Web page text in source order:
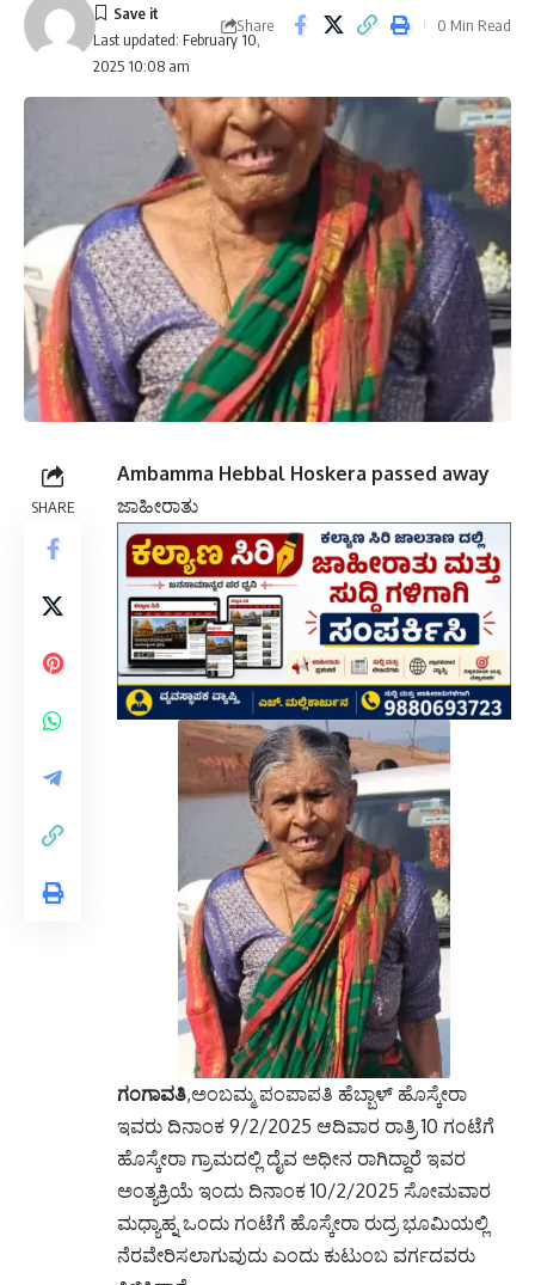
Last updated: February 10,
2025 10:08 am
Share 0 Min Read
SHARE
Ambamma Hebbal Hoskera passed away
ಜಾಹೀರಾತು
ಗಂಗಾವತಿ,ಅಂಬಮ್ಮ ಪಂಪಾಪತಿ ಹೆಬ್ಬಾಳ್ ಹೊಸ್ಕೇರಾ
ಇವರು ದಿನಾಂಕ 9/2/2025 ಆದಿವಾರ ರಾತ್ರಿ 10 ಗಂಟೆಗೆ
ಹೊಸ್ಕೇರಾ ಗ್ರಾಮದಲ್ಲಿ ದೈವ ಅಧೀನ ರಾಗಿದ್ದಾರೆ ಇವರ
ಅಂತ್ಯಕ್ರಿಯೆ ಇಂದು ದಿನಾಂಕ 10/2/2025 ಸೋಮವಾರ
ಮಧ್ಯಾಹ್ನ ಒಂದು ಗಂಟೆಗೆ ಹೊಸ್ಕೇರಾ ರುದ್ರ ಭೂಮಿಯಲ್ಲಿ
ನೆರವೇರಿಸಲಾಗುವುದು ಎಂದು ಕುಟುಂಬ ವರ್ಗದವರು